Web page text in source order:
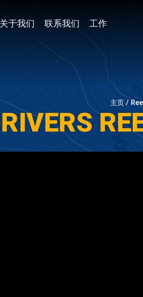
关于我们 联系我们 工作
主页 / Reel